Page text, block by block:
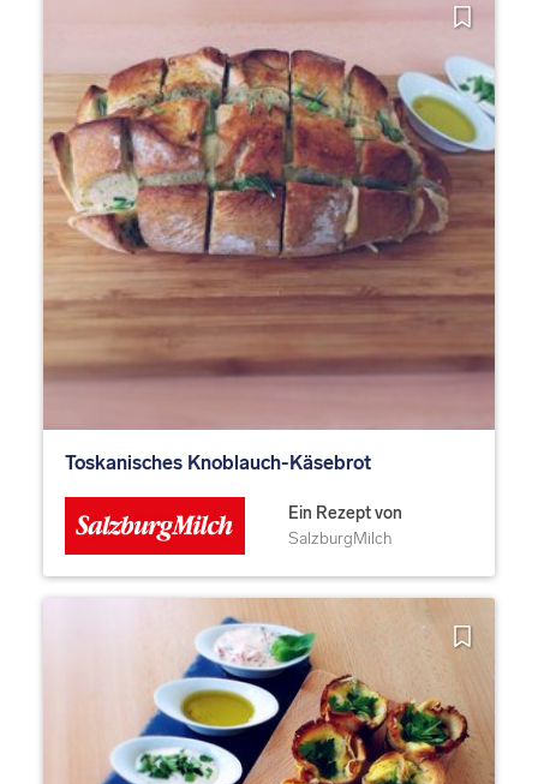
Toskanisches Knoblauch-Käsebrot
Ein Rezept von
SalzburgMilch